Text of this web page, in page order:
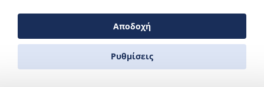
Γιατί να χρησιμοποιήσετε τη Zas
Ferries;
Αποδοχή
Ρυθμίσεις